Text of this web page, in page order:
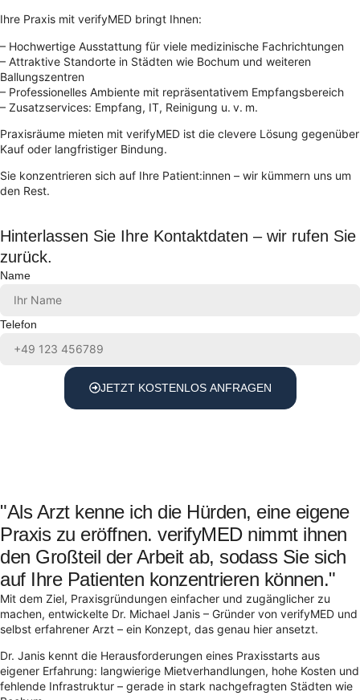
Ihre Praxis mit verifyMED bringt Ihnen:
– Hochwertige Ausstattung für viele medizinische Fachrichtungen
– Attraktive Standorte in Städten wie Bochum und weiteren
Ballungszentren
– Professionelles Ambiente mit repräsentativem Empfangsbereich
– Zusatzservices: Empfang, IT, Reinigung u. v. m.
Praxisräume mieten mit verifyMED ist die clevere Lösung gegenüber
Kauf oder langfristiger Bindung.
Sie konzentrieren sich auf Ihre Patient:innen – wir kümmern uns um
den Rest.
Hinterlassen Sie Ihre Kontaktdaten – wir rufen Sie
zurück.
Name
Telefon
JETZT KOSTENLOS ANFRAGEN
"Als Arzt kenne ich die Hürden, eine eigene
Praxis zu eröffnen. verifyMED nimmt ihnen
den Großteil der Arbeit ab, sodass Sie sich
auf Ihre Patienten konzentrieren können."
Mit dem Ziel, Praxisgründungen einfacher und zugänglicher zu
machen, entwickelte Dr. Michael Janis – Gründer von verifyMED und
selbst erfahrener Arzt – ein Konzept, das genau hier ansetzt.
Dr. Janis kennt die Herausforderungen eines Praxisstarts aus
eigener Erfahrung: langwierige Mietverhandlungen, hohe Kosten und
fehlende Infrastruktur – gerade in stark nachgefragten Städten wie